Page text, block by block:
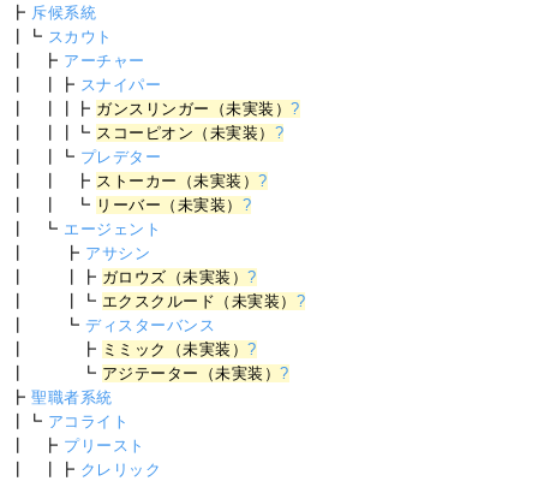
┣ 斥候系統
┃┗ スカウト
┃ ┣ アーチャー
┃ ┃┣ スナイパー
┃ ┃┃┣ ガンスリンガー（未実装）?
┃ ┃┃┗ スコーピオン（未実装） ?
┃ ┃┗ プレデター
┃ ┃ ┣ ストーカー（未実装）?
┃ ┃ ┗ リーバー（未実装） ?
┃ ┗ エージェント
┃ ┣ アサシン
┃ ┃┣ ガロウズ（未実装）?
┃ ┃┗ エクスクルード（未実装） ?
┃ ┗ディスターバンス
┃ ┣ ミミック（未実装）?
┃ ┗ アジテーター（未実装）?
┣聖職者系統
┃┗ アコライト
┃ ┣ プリースト
┃ ┃┣ クレリック